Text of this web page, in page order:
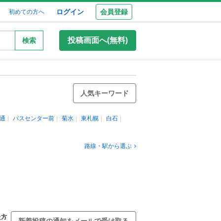
初めての方へ ログイン 会員登録
検索 投稿画面へ(無料)
人気キーワード
バスセンター前 菊水 東札幌 白石
路線・駅から選ぶ